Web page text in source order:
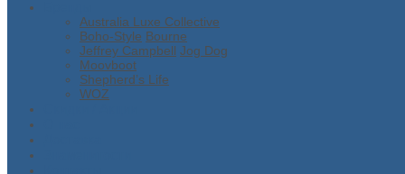
Australia Luxe Collective
Boho-Style Bourne
Jeffrey Campbell Jog Dog
Moovboot
Shepherd’s Life
WOZ